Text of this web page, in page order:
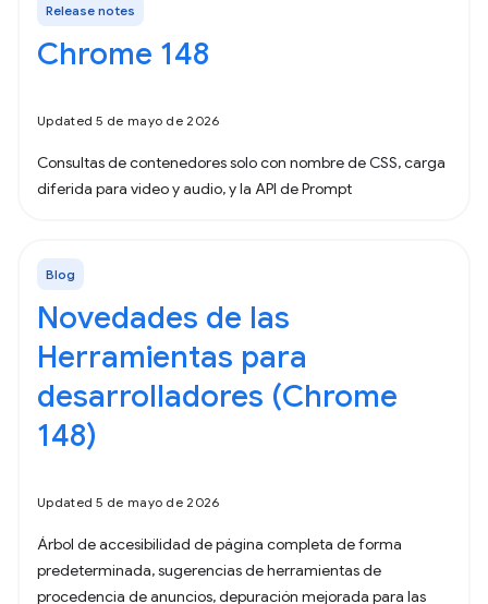
Release notes
Chrome 148
Updated 5 de mayo de 2026
Consultas de contenedores solo con nombre de CSS, carga
diferida para video y audio, y la API de Prompt
Blog
Novedades de las
Herramientas para
desarrolladores (Chrome
148)
Updated 5 de mayo de 2026
Árbol de accesibilidad de página completa de forma
predeterminada, sugerencias de herramientas de
procedencia de anuncios, depuración mejorada para las